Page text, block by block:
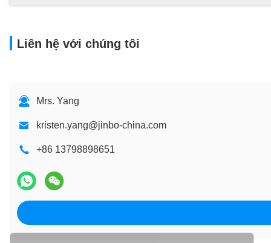
Liên hệ với chúng tôi
Mrs. Yang
kristen.yang@jinbo-china.com
+86 13798898651